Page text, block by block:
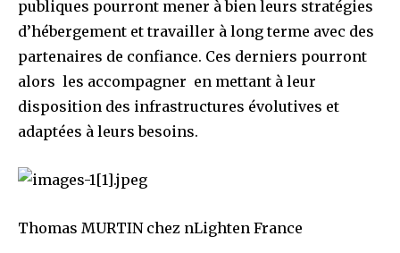
publiques pourront mener à bien leurs stratégies
d’hébergement et travailler à long terme avec des
partenaires de confiance. Ces derniers pourront
alors les accompagner en mettant à leur
disposition des infrastructures évolutives et
adaptées à leurs besoins.
Thomas MURTIN chez nLighten France